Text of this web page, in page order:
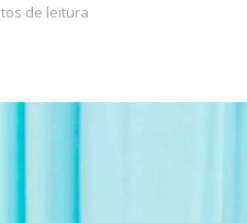
de leitura